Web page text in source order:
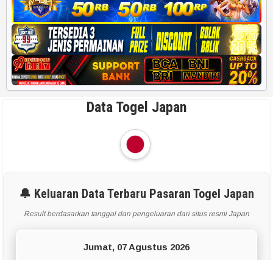
Data Togel Japan
🔔 Keluaran Data Terbaru Pasaran Togel Japan
Result berdasarkan tanggal dan pengeluaran dari situs resmi Japan
Jumat, 07 Agustus 2026